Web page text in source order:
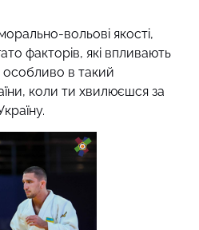
вольові якості,
факторів, які впливають
особливо в такий
коли ти хвилюєшся за